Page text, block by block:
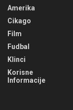
Amerika
Cikago
Film
Fudbal
Klinci
Korisne
Informacije